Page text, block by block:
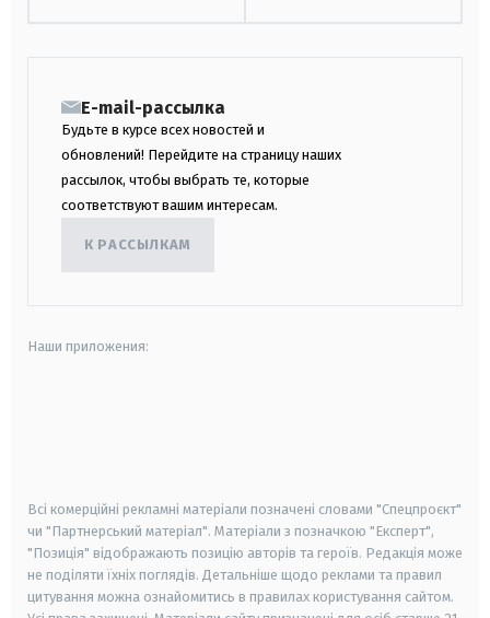
E-mail-рассылка
Будьте в курсе всех новостей и
обновлений! Перейдите на страницу наших
рассылок, чтобы выбрать те, которые
соответствуют вашим интересам.
К РАССЫЛКАМ
Наши приложения:
Всі комерційні рекламні матеріали позначені словами "Спецпроєкт"
чи "Партнерський матеріал". Матеріали з позначкою "Експерт",
"Позиція" відображають позицію авторів та героїв. Редакція може
не поділяти їхніх поглядів. Детальніше щодо реклами та правил
цитування можна ознайомитись в правилах користування сайтом.